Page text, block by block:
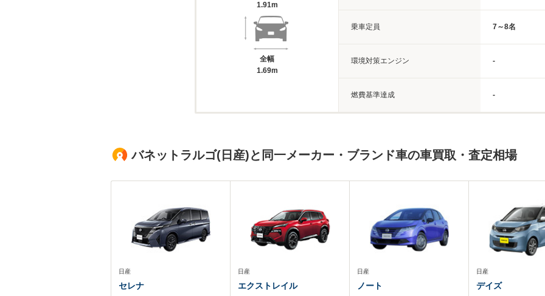
1.91m
全幅
1.69m
乗車定員 7～8名
環境対策エンジン -
燃費基準達成 -
バネットラルゴ(日産)と同一メーカー・ブランド車の車買取・査定相場
日産
セレナ
日産
エクストレイル
日産
ノート
日産
デイズ